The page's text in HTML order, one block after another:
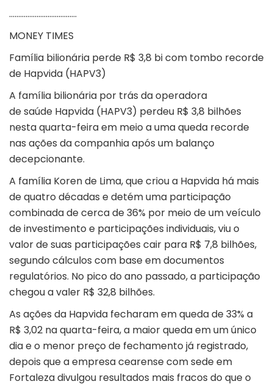
……………………………….
MONEY TIMES
Família bilionária perde R$ 3,8 bi com tombo recorde
de Hapvida (HAPV3)
A família bilionária por trás da operadora
de saúde Hapvida (HAPV3) perdeu R$ 3,8 bilhões
nesta quarta-feira em meio a uma queda recorde
nas ações da companhia após um balanço
decepcionante.
A família Koren de Lima, que criou a Hapvida há mais
de quatro décadas e detém uma participação
combinada de cerca de 36% por meio de um veículo
de investimento e participações individuais, viu o
valor de suas participações cair para R$ 7,8 bilhões,
segundo cálculos com base em documentos
regulatórios. No pico do ano passado, a participação
chegou a valer R$ 32,8 bilhões.
As ações da Hapvida fecharam em queda de 33% a
R$ 3,02 na quarta-feira, a maior queda em um único
dia e o menor preço de fechamento já registrado,
depois que a empresa cearense com sede em
Fortaleza divulgou resultados mais fracos do que o